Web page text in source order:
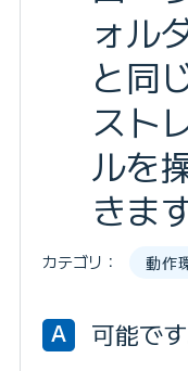
ォル
と同
スト
ルを
きま
カテゴリ： 動作
A 可能です